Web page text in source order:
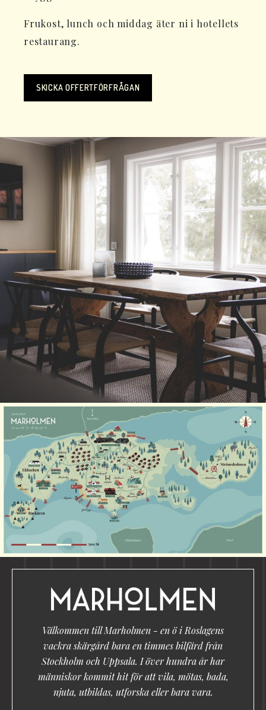
Frukost, lunch och middag äter ni i hotellets
restaurang.
SKICKA OFFERTFÖRFRÅGAN
Välkommen till Marholmen - en ö i Roslagens
vackra skärgård bara en timmes bilfärd från
Stockholm och Uppsala. I över hundra år har
människor kommit hit för att vila, mötas, bada,
njuta, utbildas, utforska eller bara vara.